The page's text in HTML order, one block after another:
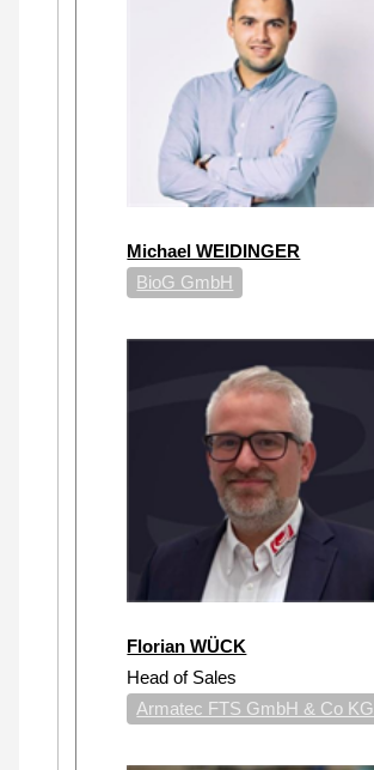
Michael WEIDINGER
BioG GmbH
Florian WÜCK
Head of Sales
Armatec FTS GmbH & Co KG